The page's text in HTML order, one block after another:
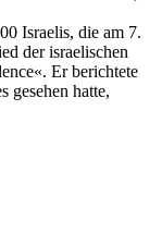
Israelis, die am 7.
der israelischen
Er berichtete
gesehen hatte,